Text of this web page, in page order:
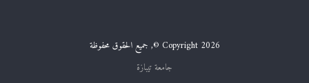
جميع الحقوق محفوظة ,© Copyright 2026
جامعة تيبازة